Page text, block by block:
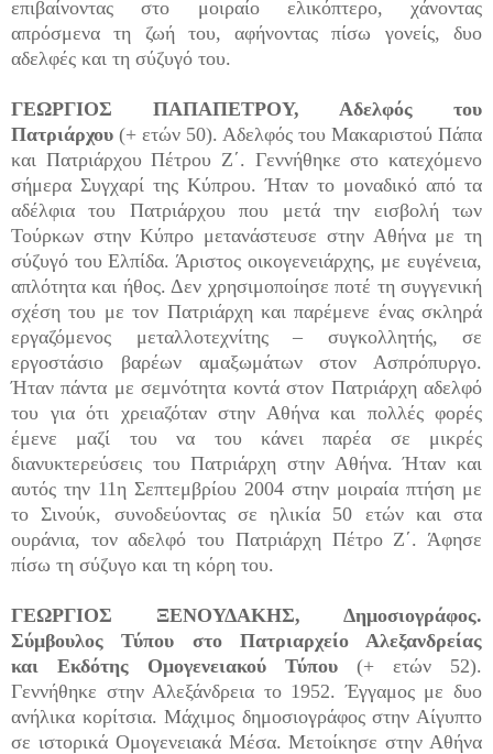
επιβαίνοντας στο μοιραίο ελικόπτερο, χάνοντας
απρόσμενα τη ζωή του, αφήνοντας πίσω γονείς, δυο
αδελφές και τη σύζυγό του.
ΓΕΩΡΓΙΟΣ ΠΑΠΑΠΕΤΡΟΥ, Αδελφός του
Πατριάρχου (+ ετών 50). Αδελφός του Μακαριστού Πάπα
και Πατριάρχου Πέτρου Ζ΄. Γεννήθηκε στο κατεχόμενο
σήμερα Συγχαρί της Κύπρου. Ήταν το μοναδικό από τα
αδέλφια του Πατριάρχου που μετά την εισβολή των
Τούρκων στην Κύπρο μετανάστευσε στην Αθήνα με τη
σύζυγό του Ελπίδα. Άριστος οικογενειάρχης, με ευγένεια,
απλότητα και ήθος. Δεν χρησιμοποίησε ποτέ τη συγγενική
σχέση του με τον Πατριάρχη και παρέμενε ένας σκληρά
εργαζόμενος μεταλλοτεχνίτης – συγκολλητής, σε
εργοστάσιο βαρέων αμαξωμάτων στον Ασπρόπυργο.
Ήταν πάντα με σεμνότητα κοντά στον Πατριάρχη αδελφό
του για ότι χρειαζόταν στην Αθήνα και πολλές φορές
έμενε μαζί του να του κάνει παρέα σε μικρές
διανυκτερεύσεις του Πατριάρχη στην Αθήνα. Ήταν και
αυτός την 11η Σεπτεμβρίου 2004 στην μοιραία πτήση με
το Σινούκ, συνοδεύοντας σε ηλικία 50 ετών και στα
ουράνια, τον αδελφό του Πατριάρχη Πέτρο Ζ΄. Άφησε
πίσω τη σύζυγο και τη κόρη του.
ΓΕΩΡΓΙΟΣ ΞΕΝΟΥΔΑΚΗΣ, Δημοσιογράφος.
Σύμβουλος Τύπου στο Πατριαρχείο Αλεξανδρείας
και Εκδότης Ομογενειακού Τύπου (+ ετών 52).
Γεννήθηκε στην Αλεξάνδρεια το 1952. Έγγαμος με δυο
ανήλικα κορίτσια. Μάχιμος δημοσιογράφος στην Αίγυπτο
σε ιστορικά Ομογενειακά Μέσα. Μετοίκησε στην Αθήνα